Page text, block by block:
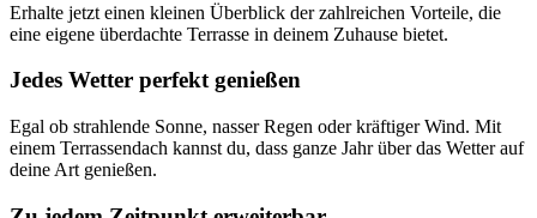
Erhalte jetzt einen kleinen Überblick der zahlreichen Vorteile, die
eine eigene überdachte Terrasse in deinem Zuhause bietet.
Jedes Wetter perfekt genießen
Egal ob strahlende Sonne, nasser Regen oder kräftiger Wind. Mit
einem Terrassendach kannst du, dass ganze Jahr über das Wetter auf
deine Art genießen.